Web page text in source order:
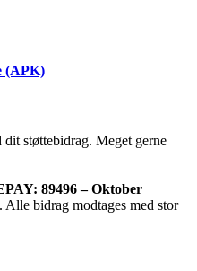
(APK)
støttebidrag. Meget gerne
89496 – Oktober
bidrag modtages med stor